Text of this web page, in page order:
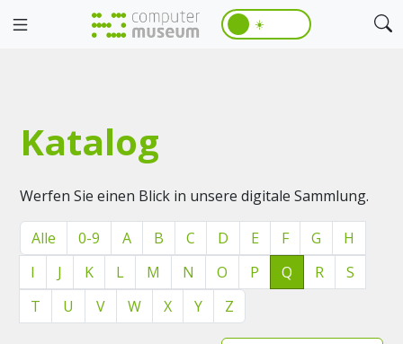
☀️
Katalog
Werfen Sie einen Blick in unsere digitale Sammlung.
Alle 0-9 A B C D E F G
H
I
J K L M N O P Q R
S
T
U V W X Y Z